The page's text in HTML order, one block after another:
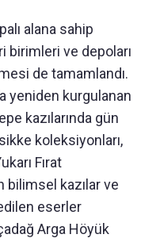
alana sahip
birimleri ve depoları
de tamamlandı.
yeniden kurgulanan
kazılarında gün
koleksiyonları,
Fırat
bilimsel kazılar ve
eserler
Arga Höyük